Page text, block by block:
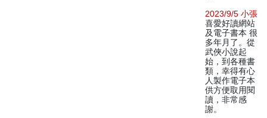
2023/9/5 小張
喜愛好讀網站
及電子書本 很
多年月了。從
武俠小說起
始，到各種書
類，幸得有心
人製作電子本
供方便取用閱
讀，非常感
謝。